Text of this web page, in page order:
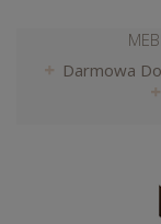
Darmowa